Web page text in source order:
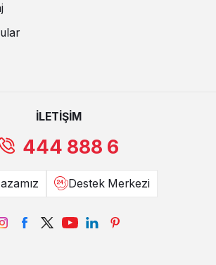
İLETİŞİM
444 888 6
Destek Merkezi